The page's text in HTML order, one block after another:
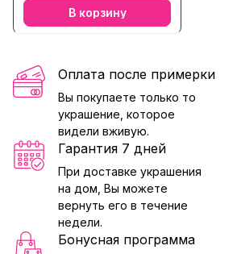
В корзину
Оплата после примерки
Вы покупаете только то
украшение, которое
видели вживую.
Гарантия 7 дней
При доставке украшения
на дом, Вы можете
вернуть его в течение
недели.
Бонусная программа